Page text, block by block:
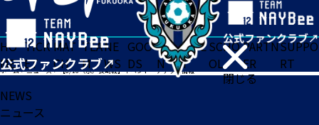
閉じる
HO
ME
TICK
ET
MAT
CH
TEA
M
NE
WS
GOO
DS
FA
N
ACADE
MY
SCHO
OL
PARTN
ER
SUPPO
RT
ホーム>ニュース>【8/16（水）長崎戦】イベント・チケット情報
NEWS
ニュース